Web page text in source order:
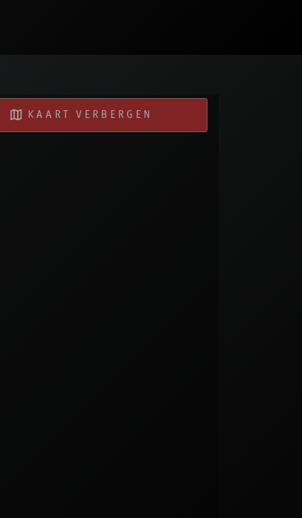
KAART VERBERGEN